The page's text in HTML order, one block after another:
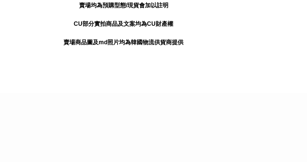
賣場均為預購型態/現貨會加以註明
CU部分實拍商品及文案均為CU財產權
賣場商品圖及md照片均為韓國物流供貨商提供